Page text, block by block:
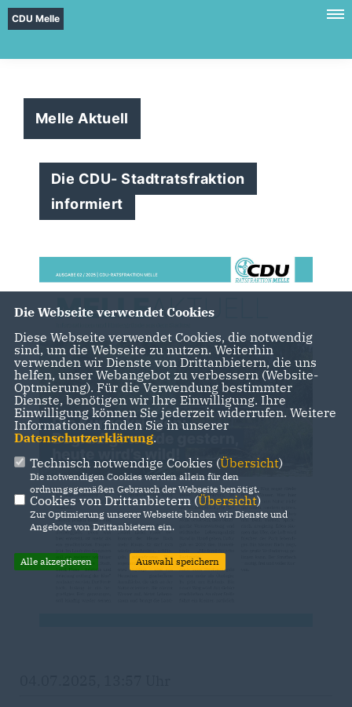
CDU Melle
Melle Aktuell
Die CDU- Stadtratsfraktion
informiert
Die Webseite verwendet Cookies
Diese Webseite verwendet Cookies, die notwendig
sind, um die Webseite zu nutzen. Weiterhin
verwenden wir Dienste von Drittanbietern, die uns
helfen, unser Webangebot zu verbessern (Website-
Optmierung). Für die Verwendung bestimmter
Dienste, benötigen wir Ihre Einwilligung. Ihre
Einwilligung können Sie jederzeit widerrufen. Weitere
Informationen finden Sie in unserer
Datenschutzerklärung.
Technisch notwendige Cookies (Übersicht)
Die notwendigen Cookies werden allein für den
ordnungsgemäßen Gebrauch der Webseite benötigt.
Cookies von Drittanbietern (Übersicht)
Zur Optimierung unserer Webseite binden wir Dienste und
Angebote von Drittanbietern ein.
Alle akzeptieren Auswahl speichern